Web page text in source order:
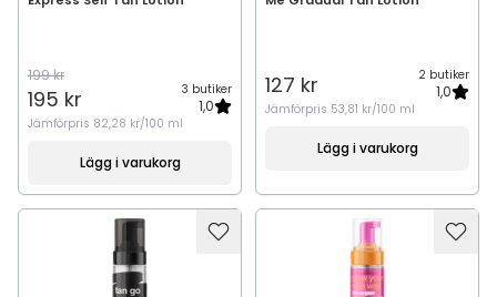
199 kr
195 kr 3 butiker
1,0
Jämförpris 82,28 kr/100 ml
Lägg i varukorg
127 kr 2 butiker
1,0
Jämförpris 53,81 kr/100 ml
Lägg i varukorg